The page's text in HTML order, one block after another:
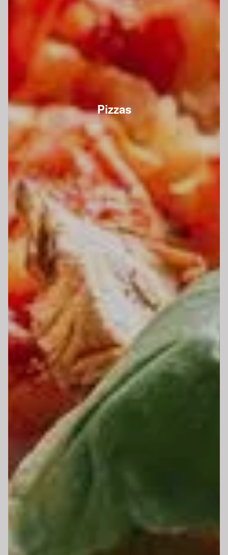
Pizzas